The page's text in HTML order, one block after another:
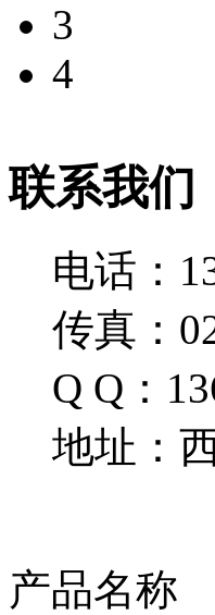
3
4
联系我们
电话：
传真：
Q Q：
地址：
产品名称